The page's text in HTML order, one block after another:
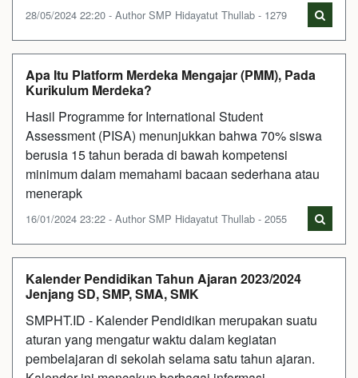
28/05/2024 22:20 - Author SMP Hidayatut Thullab - 1279
Apa Itu Platform Merdeka Mengajar (PMM), Pada
Kurikulum Merdeka?
Hasil Programme for International Student
Assessment (PISA) menunjukkan bahwa 70% siswa
berusia 15 tahun berada di bawah kompetensi
minimum dalam memahami bacaan sederhana atau
menerapk
16/01/2024 23:22 - Author SMP Hidayatut Thullab - 2055
Kalender Pendidikan Tahun Ajaran 2023/2024
Jenjang SD, SMP, SMA, SMK
SMPHT.ID - Kalender Pendidikan merupakan suatu
aturan yang mengatur waktu dalam kegiatan
pembelajaran di sekolah selama satu tahun ajaran.